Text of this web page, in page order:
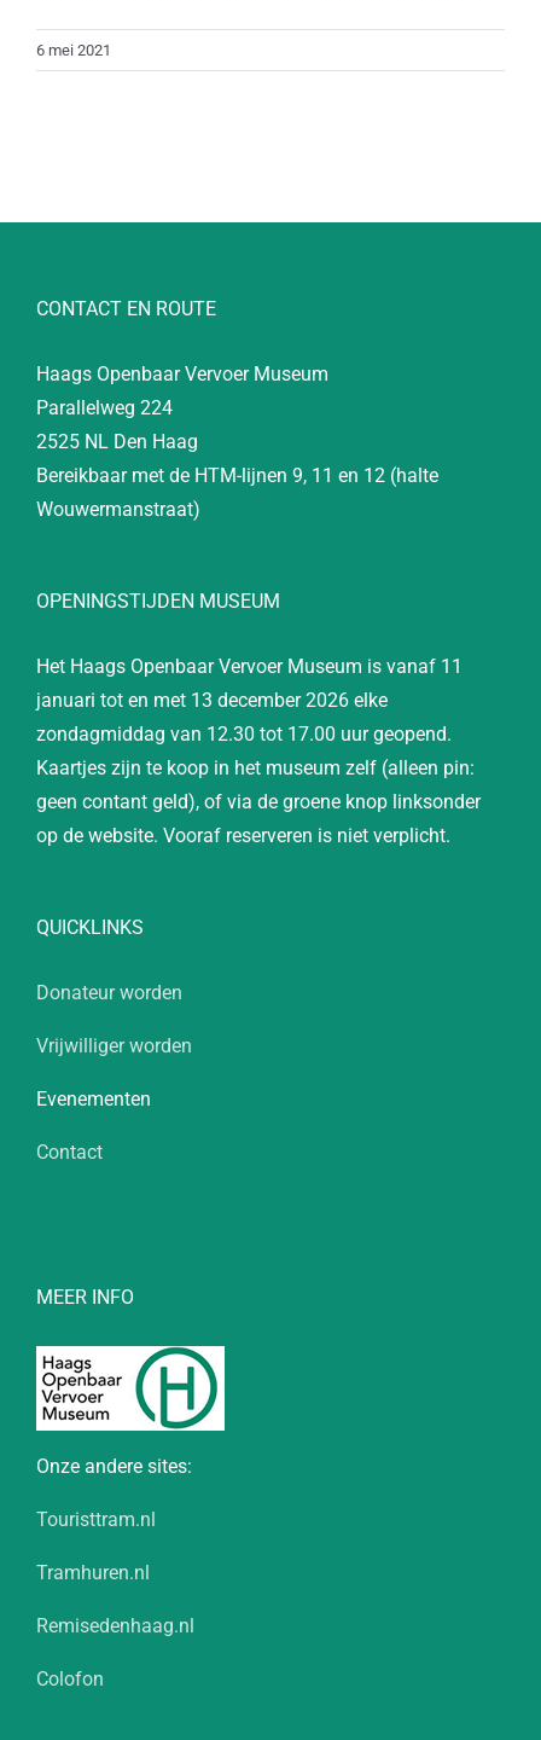
6 mei 2021
CONTACT EN ROUTE
Haags Openbaar Vervoer Museum
Parallelweg 224
2525 NL Den Haag
Bereikbaar met de HTM-lijnen 9, 11 en 12 (halte
Wouwermanstraat)
OPENINGSTIJDEN MUSEUM
Het Haags Openbaar Vervoer Museum is vanaf 11
januari tot en met 13 december 2026 elke
zondagmiddag van 12.30 tot 17.00 uur geopend.
Kaartjes zijn te koop in het museum zelf (alleen pin:
geen contant geld), of via de groene knop linksonder
op de website. Vooraf reserveren is niet verplicht.
QUICKLINKS
Donateur worden
Vrijwilliger worden
Evenementen
Contact
MEER INFO
Onze andere sites:
Touristtram.nl
Tramhuren.nl
Remisedenhaag.nl
Colofon